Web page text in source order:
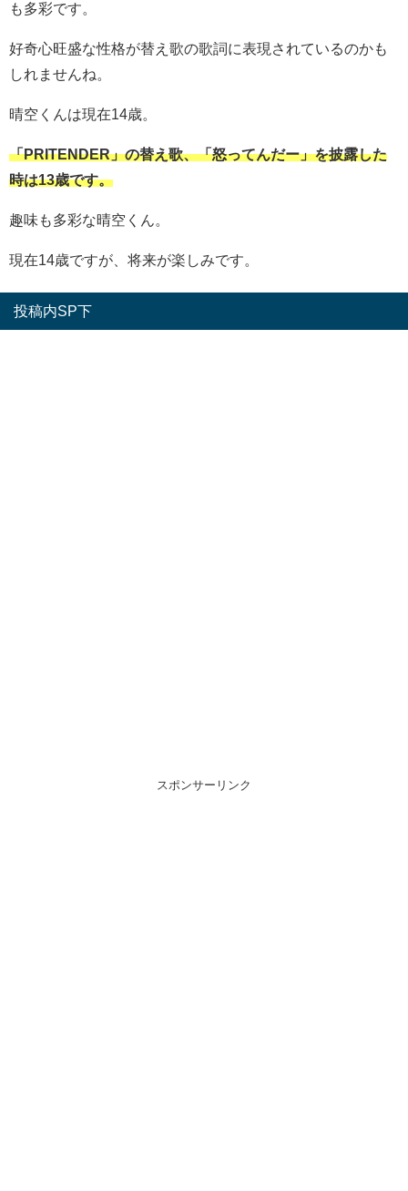
も多彩です。
好奇心旺盛な性格が替え歌の歌詞に表現されているのかも
しれませんね。
晴空くんは現在14歳。
「PRITENDER」の替え歌、「怒ってんだー」を披露した
時は13歳です。
趣味も多彩な晴空くん。
現在14歳ですが、将来が楽しみです。
投稿内SP下
スポンサーリンク